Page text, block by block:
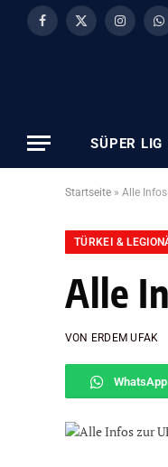
Facebook
X
SÜPER LIG
Startseite » Alle
TÜRKEI &
Alle
VON ERDEM UFAK
WhatsApp